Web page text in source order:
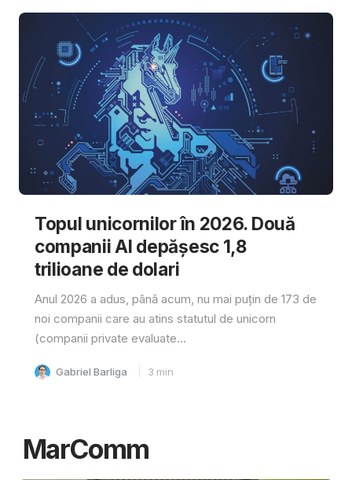
Topul unicornilor în 2026. Două
companii AI depășesc 1,8
trilioane de dolari
Anul 2026 a adus, până acum, nu mai puțin de 173 de
noi companii care au atins statutul de unicorn
(companii private evaluate...
Gabriel Barliga 3 min
MarComm